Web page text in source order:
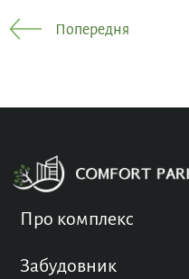
Попередня
Про комплекс
Забудовник